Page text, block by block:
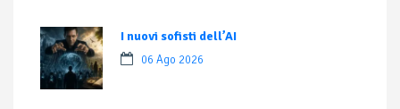
I nuovi sofisti dell’AI
06 Ago 2026